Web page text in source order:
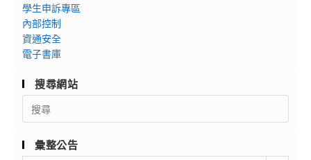
學生申訴專區
內部控制
資通安全
電子書庫
搜尋網站
Search
for:
彙整公告